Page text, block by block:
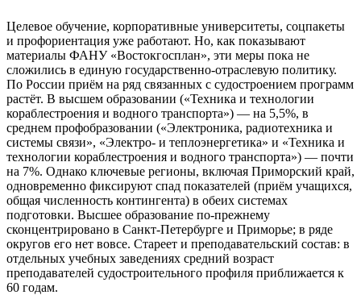
Целевое обучение, корпоративные университеты, соцпакеты
и профориентация уже работают. Но, как показывают
материалы ФАНУ «Востокгосплан», эти меры пока не
сложились в единую государственно-отраслевую политику.
По России приём на ряд связанных с судостроением программ
растёт. В высшем образовании («Техника и технологии
кораблестроения и водного транспорта») — на 5,5%, в
среднем профобразовании («Электроника, радиотехника и
системы связи», «Электро- и теплоэнергетика» и «Техника и
технологии кораблестроения и водного транспорта») — почти
на 7%. Однако ключевые регионы, включая Приморский край,
одновременно фиксируют спад показателей (приём учащихся,
общая численность контингента) в обеих системах
подготовки. Высшее образование по-прежнему
сконцентрировано в Санкт-Петербурге и Приморье; в ряде
округов его нет вовсе. Стареет и преподавательский состав: в
отдельных учебных заведениях средний возраст
преподавателей судостроительного профиля приближается к
60 годам.